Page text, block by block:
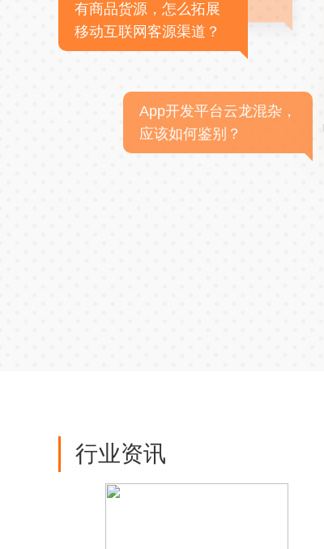
有商品货源，怎么拓展
移动互联网客源渠道？
App开发平台云龙混杂，
应该如何鉴别？
行业资讯